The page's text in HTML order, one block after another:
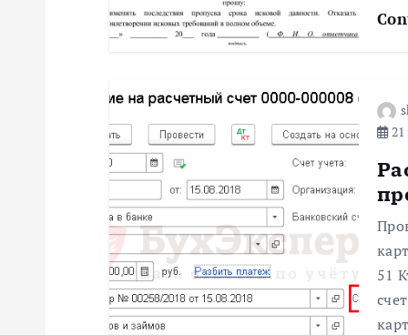
21
51